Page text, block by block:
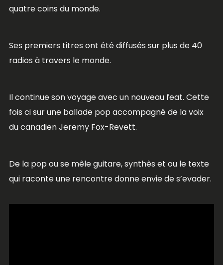
quatre coins du monde.
Ses premiers titres ont été diffusés sur plus de 40
radios à travers le monde.
Il continue son voyage avec un nouveau feat. Cette
fois ci sur une ballade pop accompagné de la voix
du canadien Jeremy Fox-Revett.
De la pop ou se mêle guitare, synthès et ou le texte
qui raconte une rencontre donne envie de s’evader.